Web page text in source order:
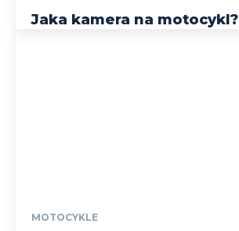
Jaka kamera na motocykl?
MOTOCYKLE